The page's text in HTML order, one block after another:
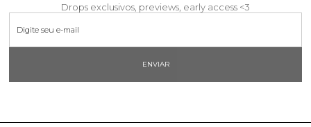
Drops exclusivos, previews, early access <3
ENVIAR